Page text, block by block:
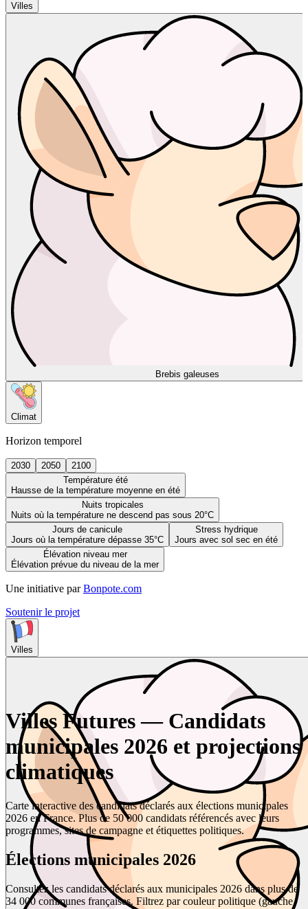
Villes
Brebis galeuses
Climat
Horizon temporel
2030 2050
2100
Température été
Hausse de la température moyenne en été
Nuits tropicales
Nuits où la température ne descend pas sous 20°C
Jours de canicule
Jours où la température dépasse 35°C
Stress hydrique
Jours avec sol sec en été
Élévation niveau mer
Élévation prévue du niveau de la mer
Une initiative par Bonpote.com
Soutenir le projet
Villes
Villes Futures — Candidats
municipales 2026 et projections
climatiques
Carte interactive des candidats déclarés aux élections municipales
2026 en France. Plus de 50 000 candidats référencés avec leurs
programmes, sites de campagne et étiquettes politiques.
Élections municipales 2026
Consultez les candidats déclarés aux municipales 2026 dans plus de
34 000 communes françaises. Filtrez par couleur politique (gauche,